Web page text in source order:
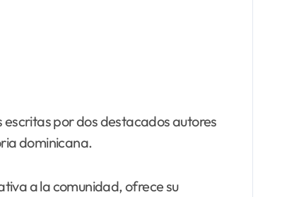
por dos destacados autores
dominicana.
a la comunidad, ofrece su